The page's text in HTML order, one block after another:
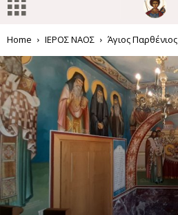
Home ΙΕΡΟΣ ΝΑΟΣ Άγιος Παρθένιος